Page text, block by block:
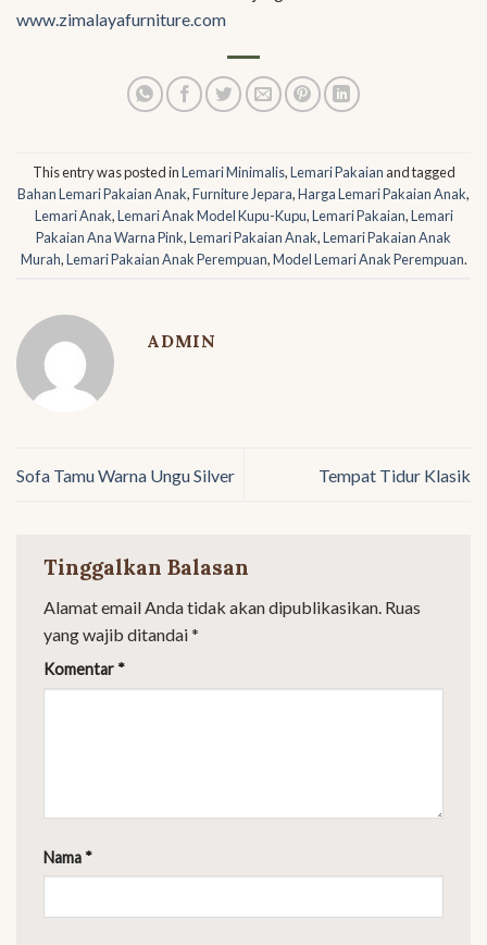
www.zimalayafurniture.com
This entry was posted inLemari Minimalis,Lemari Pakaian and tagged
Bahan Lemari Pakaian Anak,Furniture Jepara,Harga Lemari Pakaian Anak,
Lemari Anak,Lemari Anak Model Kupu-Kupu,Lemari Pakaian,Lemari
Pakaian Ana Warna Pink,Lemari Pakaian Anak,Lemari Pakaian Anak
Murah,Lemari Pakaian Anak Perempuan,Model Lemari Anak Perempuan.
ADMIN
Sofa Tamu Warna Ungu Silver Tempat Tidur Klasik
Tinggalkan Balasan
Alamat email Anda tidak akan dipublikasikan. Ruas
yang wajib ditandai*
Komentar *
Nama *